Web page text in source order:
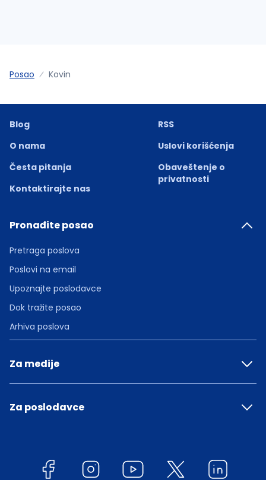
Posao Kovin
Blog
O nama
Česta pitanja
Kontaktirajte nas
RSS
Uslovi korišćenja
Obaveštenje o
privatnosti
Pronađite posao
Pretraga poslova
Poslovi na email
Upoznajte poslodavce
Dok tražite posao
Arhiva poslova
Za medije
Za poslodavce